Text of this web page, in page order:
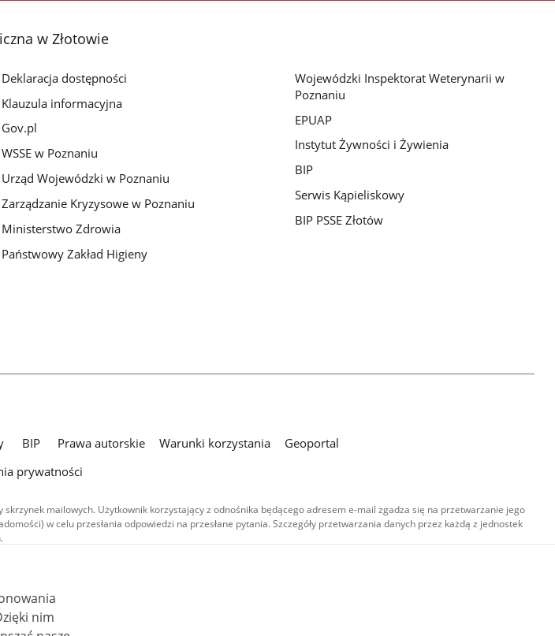
w Złotowie
Deklaracja dostępności
Klauzula informacyjna
Gov.pl
WSSE w Poznaniu
Urząd Wojewódzki w Poznaniu
Zarządzanie Kryzysowe w Poznaniu
Ministerstwo Zdrowia
Państwowy Zakład Higieny
Wojewódzki Inspektorat Weterynarii w
Poznaniu
EPUAP
Instytut Żywności i Żywienia
BIP
Serwis Kąpieliskowy
BIP PSSE Złotów
BIP Prawa autorskie Warunki korzystania
Geoportal
prywatności
mailowych. Użytkownik korzystający z odnośnika będącego adresem e-mail zgadza się na przetwarzanie jego
w celu przesłania odpowiedzi na przesłane pytania. Szczegóły przetwarzania danych przez każdą z jednostek
treści audiowizualnych), są
autorstwa - na tych samych
w tym zdjęcia, materiały audio i wideo,
uznanie autorstwa użycie niekomercyjne -
nie jest to stwierdzone inaczej.